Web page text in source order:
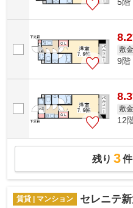
5階
8.2
敷金
9階
8.3
敷金
12
残り 3
賃貸 | マンション セレニテ